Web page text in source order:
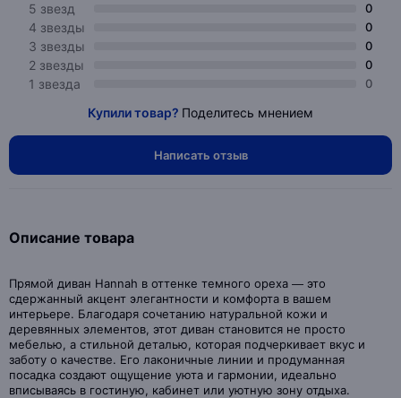
5 звезд
0
4 звезды 0
3 звезды 0
2 звезды 0
1 звезда 0
Купили товар? Поделитесь мнением
Написать отзыв
Описание товара
Прямой диван Hannah в оттенке темного ореха — это
сдержанный акцент элегантности и комфорта в вашем
интерьере. Благодаря сочетанию натуральной кожи и
деревянных элементов, этот диван становится не просто
мебелью, а стильной деталью, которая подчеркивает вкус и
заботу о качестве. Его лаконичные линии и продуманная
посадка создают ощущение уюта и гармонии, идеально
вписываясь в гостиную, кабинет или уютную зону отдыха.